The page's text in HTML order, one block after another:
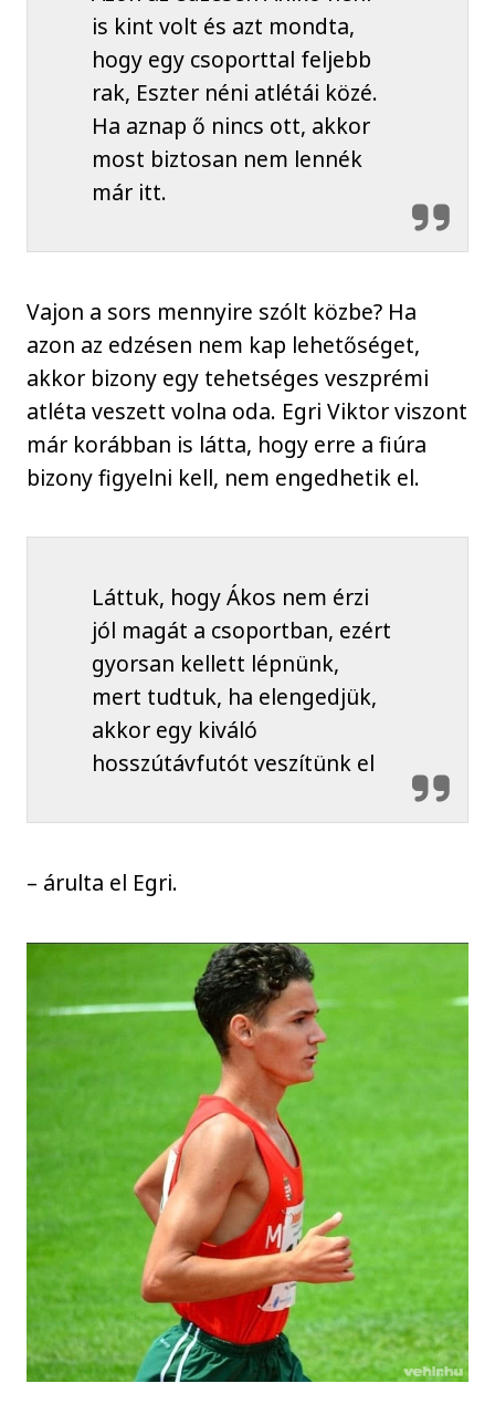
is kint volt és azt mondta,
hogy egy csoporttal feljebb
rak, Eszter néni atlétái közé.
Ha aznap ő nincs ott, akkor
most biztosan nem lennék
már itt.
Vajon a sors mennyire szólt közbe? Ha
azon az edzésen nem kap lehetőséget,
akkor bizony egy tehetséges veszprémi
atléta veszett volna oda. Egri Viktor viszont
már korábban is látta, hogy erre a fiúra
bizony figyelni kell, nem engedhetik el.
Láttuk, hogy Ákos nem érzi
jól magát a csoportban, ezért
gyorsan kellett lépnünk,
mert tudtuk, ha elengedjük,
akkor egy kiváló
hosszútávfutót veszítünk el
– árulta el Egri.